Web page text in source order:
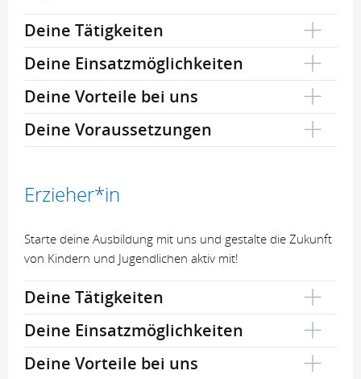
Deine Tätigkeiten
Deine Einsatzmöglichkeiten
Deine Vorteile bei uns
Deine Voraussetzungen
Erzieher*in
Starte deine Ausbildung mit uns und gestalte die Zukunft
von Kindern und Jugendlichen aktiv mit!
Deine Tätigkeiten
Deine Einsatzmöglichkeiten
Deine Vorteile bei uns